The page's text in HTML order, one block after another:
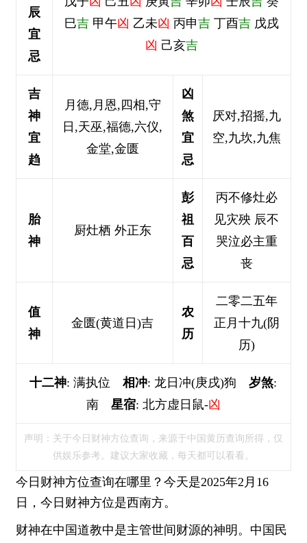
辰
宜
忌
巳吉甲午凶 乙未凶 丙申吉丁酉吉戊戌
凶 己亥吉
吉
神
宜
趋
月德,月恩,四相,守
日,天巫,福德,六仪,
金堂,金匮
凶
煞
宜
忌
厌对,招摇,九
空,九坎,九焦
胎
神
厨灶栖 外正东
彭
祖
百
忌
丙不修灶必
见灾殃 辰不
哭泣必主重
丧
值
神
金匮(黄道日)吉
农
历
二零二五年
正月十九(阴
历)
十二神: 满执位相冲: 龙日冲(庚戌)狗岁煞:
南 星宿: 北方虚日鼠-凶
声明：关于今日财神方位查询，来源于中国黄历查询所得，仅
供娱乐参考。建议大家收藏，每天都可以看看。
今日财神方位查询在哪里？今天是2025年2月16
日，今日财神方位是西南方。
财神在中国道教中是主管世间财源的神明。中国民